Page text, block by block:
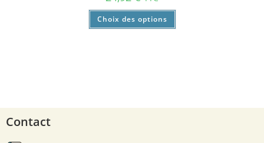
Choix des options
Contact